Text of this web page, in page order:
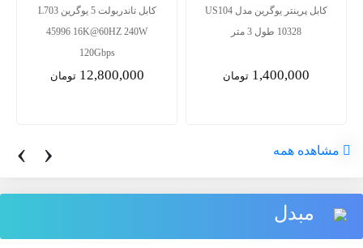
کابل تاندربولت 5 یوگرین L703
45996 16K@60HZ 240W
120Gbps
12,800,000 تومان
کابل پرینتر یوگرین مدل US104
10328 طول 3 متر
1,400,000 تومان
‹ › مشاهده همه
مبدل